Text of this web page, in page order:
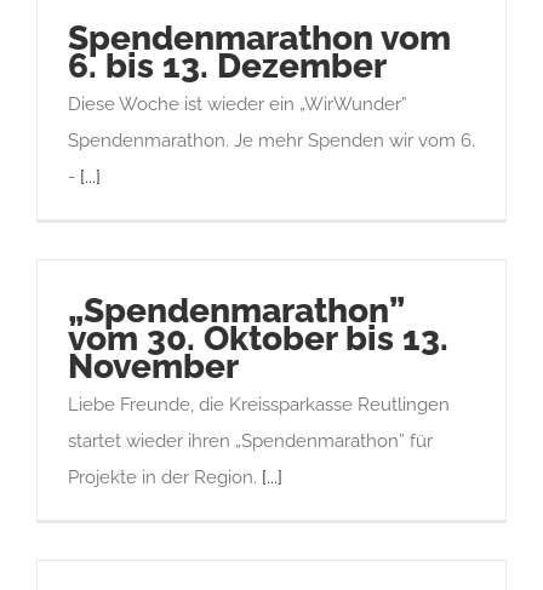
Spendenmarathon vom
6. bis 13. Dezember
Diese Woche ist wieder ein „WirWunder”
Spendenmarathon. Je mehr Spenden wir vom 6.
- [...]
„Spendenmarathon”
vom 30. Oktober bis 13.
November
Liebe Freunde, die Kreissparkasse Reutlingen
startet wieder ihren „Spendenmarathon” für
Projekte in der Region. [...]